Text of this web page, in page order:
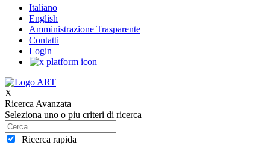
Italiano
English
Amministrazione Trasparente
Contatti
Login
X
Ricerca Avanzata
Seleziona uno o piu criteri di ricerca
Ricerca rapida